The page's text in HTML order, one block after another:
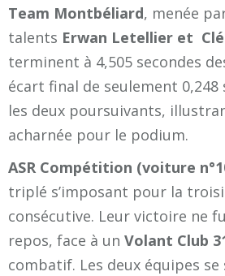
Team Montbéliard, menée
talents Erwan Letellier et
terminent à 4,505 secondes
écart final de seulement 0,248
les deux poursuivants,
acharnée pour le podium.
ASR Compétition (voiture
triplé s’imposant pour la
consécutive. Leur victoire ne
repos, face à un Volant Club
combatif. Les deux équipes